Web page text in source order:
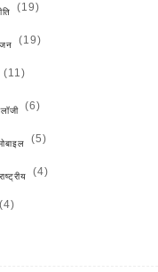
(19)
(19)
(11)
(6)
(5)
(4)
(4)